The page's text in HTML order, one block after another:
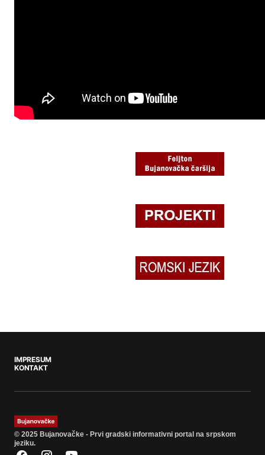
IMPRESUM
KONTAKT
© 2025 Bujanovačke - Prvi gradski informativni portal na srpskom
jeziku.